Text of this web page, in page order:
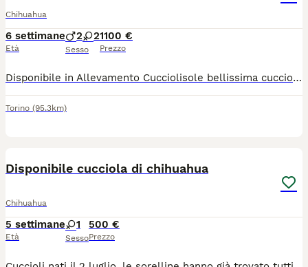
Chihuahua
6 settimane
Età
2 2
Sesso
1100 €
Prezzo
Disponibile in Allevamento Cucciolisole bellissima cucciola di chihuahua che si consegna DI PERSONA in tutta ITALIA da subito. La cucciola cucciola avrà doppia sverminazione, primo e secondo vaccino, libretto sanitario e visita veterinaria, microchip con relativo passaggio di proprietà, pedigree Enci e trattamento antiparassitario. Sarà abituata all'uso della traversina igienica e socializzata con altri cani e gatti. Cresce in famiglia giocando con bambini... Allevamento CUCCIOLISOLE anche whatapp
Torino (95.3km)
Disponibile cucciola di chihuahua
Chihuahua
5 settimane
Età
1
Sesso
500 €
Prezzo